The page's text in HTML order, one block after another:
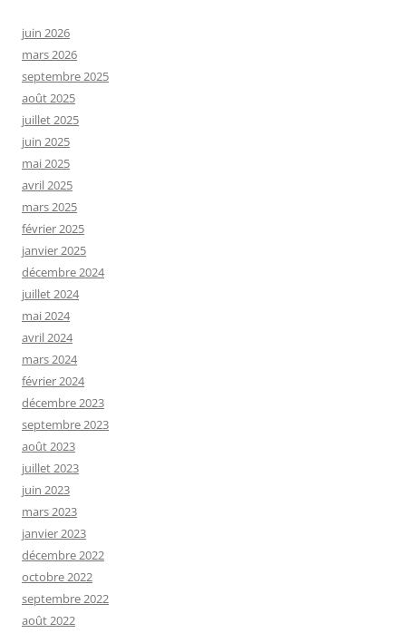
juin 2026
mars 2026
septembre 2025
août 2025
juillet 2025
juin 2025
mai 2025
avril 2025
mars 2025
février 2025
janvier 2025
décembre 2024
juillet 2024
mai 2024
avril 2024
mars 2024
février 2024
décembre 2023
septembre 2023
août 2023
juillet 2023
juin 2023
mars 2023
janvier 2023
décembre 2022
octobre 2022
septembre 2022
août 2022